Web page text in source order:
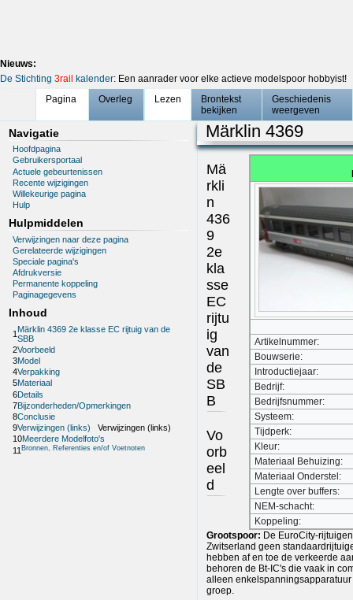
Nieuws:
De Stichting 3rail kalender: Een aanrader voor elke actieve modelspoor hobbyist!
Pagina
Overleg Lezen
Brontekst
bekijken
Geschiedenis
weergeven
Navigatie
Hoofdpagina
Gebruikersportaal
Actuele gebeurtenissen
Recente wijzigingen
Willekeurige pagina
Hulp
Hulpmiddelen
Verwijzingen naar deze pagina
Gerelateerde wijzigingen
Speciale pagina's
Afdrukversie
Permanente koppeling
Paginagegevens
Inhoud
1 Märklin 4369 2e klasse EC rijtuig van de
SBB
2Voorbeeld
3Model
4Verpakking
5Materiaal
6Details
7Bijzonderheden/Opmerkingen
8Conclusie
9Verwijzingen (links)
Verwijzingen (links)
10Meerdere Modelfoto's
11Bronnen, Referenties en/of Voetnoten
Märklin 4369
Artikelnummer:
Bouwserie:
Introductiejaar:
Bedrijf:
Bedrijfsnummer:
Systeem:
Tijdperk:
Kleur:
Materiaal Behuizing:
Materiaal Onderstel:
Lengte over buffers:
NEM-schacht:
Koppeling:
Mä
rkli
n
436
9
2e
kla
sse
EC
rijtu
ig
van
de
SB
B
Vo
orb
eel
d
Grootspoor: De EuroCity-
Zwitserland geen
hebben af en toe de verkeerde
behoren de Bt-IC's die vaak in
alleen
groep.